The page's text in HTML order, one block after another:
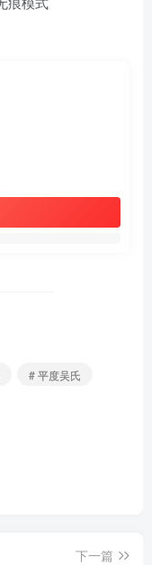
# 平度吴氏
下一篇